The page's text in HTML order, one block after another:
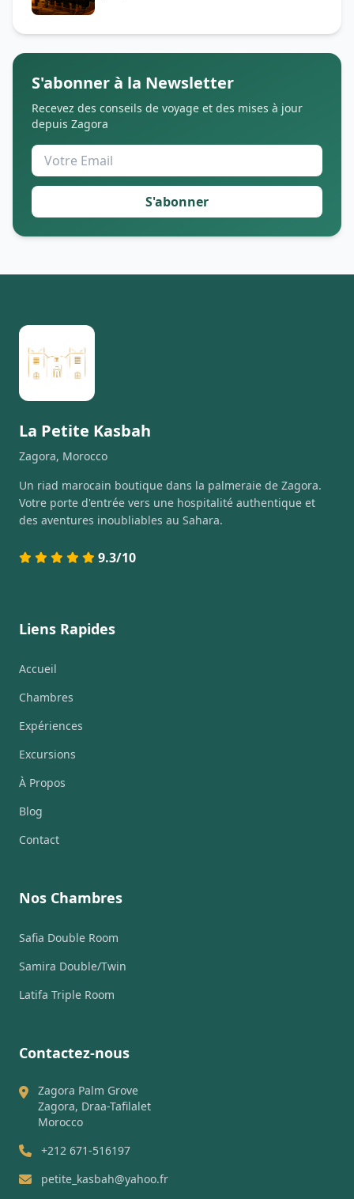
S'abonner à la Newsletter
Recevez des conseils de voyage et des mises à jour
depuis Zagora
S'abonner
La Petite Kasbah
Zagora, Morocco
Un riad marocain boutique dans la palmeraie de Zagora.
Votre porte d'entrée vers une hospitalité authentique et
des aventures inoubliables au Sahara.
9.3/10
Liens Rapides
Accueil
Chambres
Expériences
Excursions
À Propos
Blog
Contact
Nos Chambres
Safia Double Room
Samira Double/Twin
Latifa Triple Room
Contactez-nous
Zagora Palm Grove
Zagora, Draa-Tafilalet
Morocco
+212 671-516197
petite_kasbah@yahoo.fr